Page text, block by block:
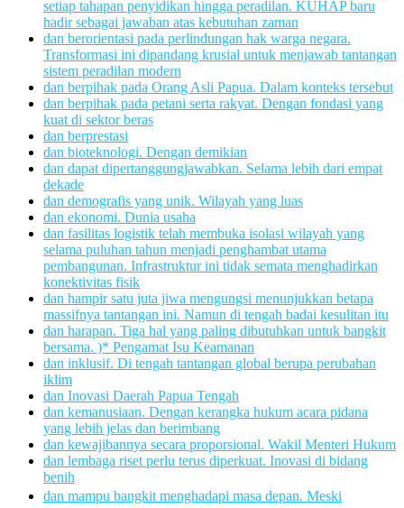
setiap tahapan penyidikan hingga peradilan. KUHAP baru
hadir sebagai jawaban atas kebutuhan zaman
dan berorientasi pada perlindungan hak warga negara.
Transformasi ini dipandang krusial untuk menjawab tantangan
sistem peradilan modern
dan berpihak pada Orang Asli Papua. Dalam konteks tersebut
dan berpihak pada petani serta rakyat. Dengan fondasi yang
kuat di sektor beras
dan berprestasi
dan bioteknologi. Dengan demikian
dan dapat dipertanggungjawabkan. Selama lebih dari empat
dekade
dan demografis yang unik. Wilayah yang luas
dan ekonomi. Dunia usaha
dan fasilitas logistik telah membuka isolasi wilayah yang
selama puluhan tahun menjadi penghambat utama
pembangunan. Infrastruktur ini tidak semata menghadirkan
konektivitas fisik
dan hampir satu juta jiwa mengungsi menunjukkan betapa
massifnya tantangan ini. Namun di tengah badai kesulitan itu
dan harapan. Tiga hal yang paling dibutuhkan untuk bangkit
bersama. )* Pengamat Isu Keamanan
dan inklusif. Di tengah tantangan global berupa perubahan
iklim
dan Inovasi Daerah Papua Tengah
dan kemanusiaan. Dengan kerangka hukum acara pidana
yang lebih jelas dan berimbang
dan kewajibannya secara proporsional. Wakil Menteri Hukum
dan lembaga riset perlu terus diperkuat. Inovasi di bidang
benih
dan mampu bangkit menghadapi masa depan. Meski